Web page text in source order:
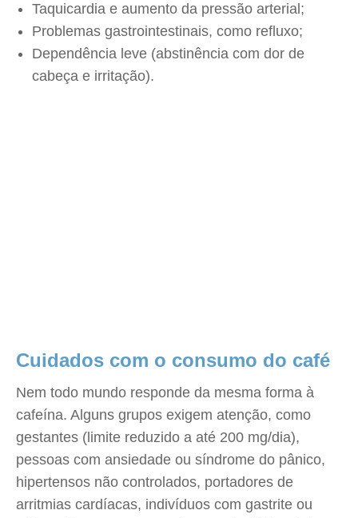
Taquicardia e aumento da pressão arterial;
Problemas gastrointestinais, como refluxo;
Dependência leve (abstinência com dor de
cabeça e irritação).
Cuidados com o consumo do café
Nem todo mundo responde da mesma forma à
cafeína. Alguns grupos exigem atenção, como
gestantes (limite reduzido a até 200 mg/dia),
pessoas com ansiedade ou síndrome do pânico,
hipertensos não controlados, portadores de
arritmias cardíacas, indivíduos com gastrite ou